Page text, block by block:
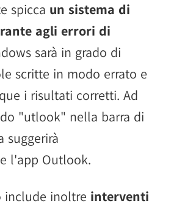
spicca un sistema di
agli errori di
sarà in grado di
scritte in modo errato e
i risultati corretti. Ad
"utlook" nella barra di
suggerirà
l'app Outlook.
include inoltre interventi